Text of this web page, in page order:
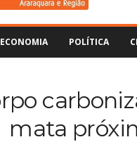
ECONOMIA POLÍTICA
mata